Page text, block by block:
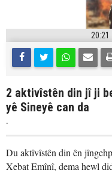
20:21
2 aktivîstên din jî ji
yê Sineyê can da
.
Du aktîvîstên din ên
Xebat Emînî, dema hewl